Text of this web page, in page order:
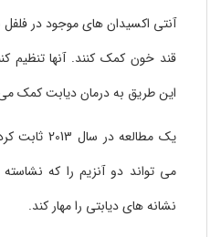
آنتی اکسیدان های موجود در فلفل
قند خون کمک کنند. آنها تنظیم
این طریق به درمان دیابت کمک
یک مطالعه
می تواند دو آنزیم را که
نشانه های دیابتی را مهار کند.